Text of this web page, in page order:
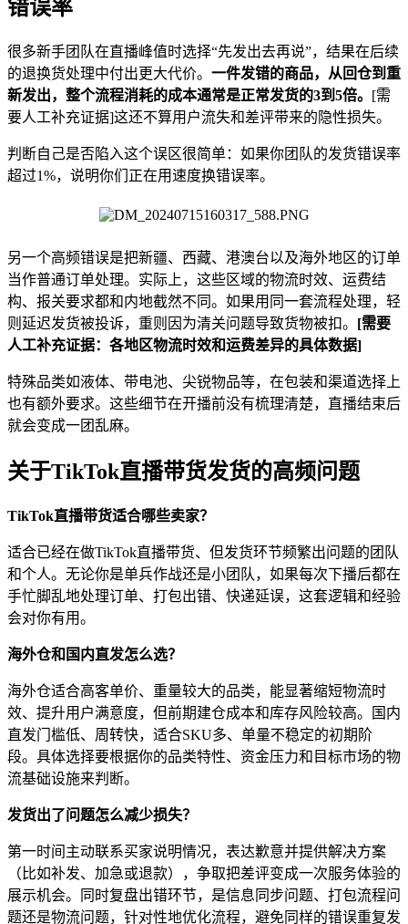
错误率
很多新手团队在直播峰值时选择“先发出去再说”，结果在后续
的退换货处理中付出更大代价。 一件发错的商品，从回仓到重
新发出，整个流程消耗的成本通常是正常发货的3到5倍。 [需
要人工补充证据]这还不算用户流失和差评带来的隐性损失。
判断自己是否陷入这个误区很简单：如果你团队的发货错误率
超过1%，说明你们正在用速度换错误率。
另一个高频错误是把新疆、西藏、港澳台以及海外地区的订单
当作普通订单处理。实际上，这些区域的物流时效、运费结
构、报关要求都和内地截然不同。如果用同一套流程处理，轻
则延迟发货被投诉，重则因为清关问题导致货物被扣。 [需要
人工补充证据：各地区物流时效和运费差异的具体数据]
特殊品类如液体、带电池、尖锐物品等，在包装和渠道选择上
也有额外要求。这些细节在开播前没有梳理清楚，直播结束后
就会变成一团乱麻。
关于TikTok直播带货发货的高频问题
TikTok直播带货适合哪些卖家？
适合已经在做TikTok直播带货、但发货环节频繁出问题的团队
和个人。无论你是单兵作战还是小团队，如果每次下播后都在
手忙脚乱地处理订单、打包出错、快递延误，这套逻辑和经验
会对你有用。
海外仓和国内直发怎么选？
海外仓适合高客单价、重量较大的品类，能显著缩短物流时
效、提升用户满意度，但前期建仓成本和库存风险较高。国内
直发门槛低、周转快，适合SKU多、单量不稳定的初期阶
段。具体选择要根据你的品类特性、资金压力和目标市场的物
流基础设施来判断。
发货出了问题怎么减少损失？
第一时间主动联系买家说明情况，表达歉意并提供解决方案
（比如补发、加急或退款），争取把差评变成一次服务体验的
展示机会。同时复盘出错环节，是信息同步问题、打包流程问
题还是物流问题，针对性地优化流程，避免同样的错误重复发